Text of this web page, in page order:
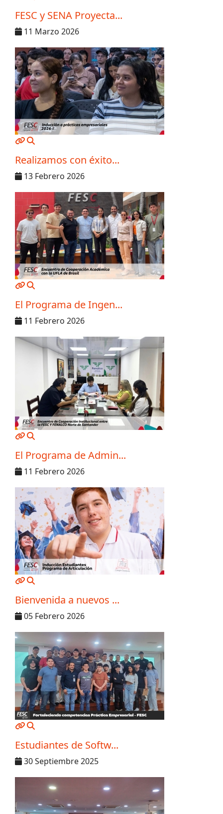
FESC y SENA Proyecta...
11 Marzo 2026
MOD_JTCS_VIEW_ARTICLE_LINK
Realizamos con éxito...
13 Febrero 2026
MOD_JTCS_VIEW_ARTICLE_LINK
El Programa de Ingen...
11 Febrero 2026
MOD_JTCS_VIEW_ARTICLE_LINK
El Programa de Admin...
11 Febrero 2026
MOD_JTCS_VIEW_ARTICLE_LINK
Bienvenida a nuevos ...
05 Febrero 2026
MOD_JTCS_VIEW_ARTICLE_LINK
Estudiantes de Softw...
30 Septiembre 2025